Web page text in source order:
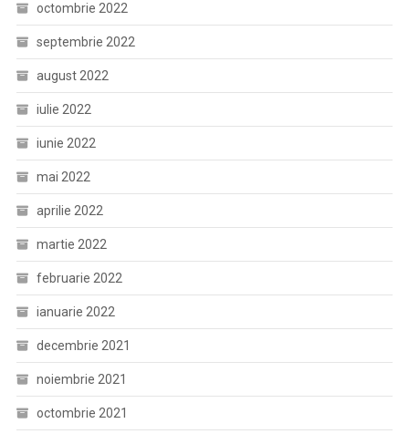
octombrie 2022
septembrie 2022
august 2022
iulie 2022
iunie 2022
mai 2022
aprilie 2022
martie 2022
februarie 2022
ianuarie 2022
decembrie 2021
noiembrie 2021
octombrie 2021